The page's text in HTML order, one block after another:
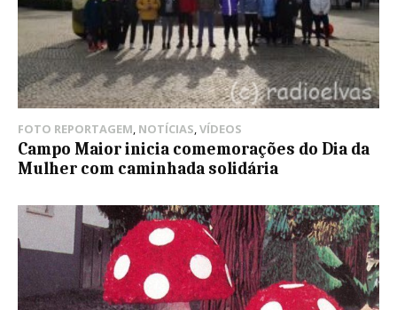
FOTO REPORTAGEM NOTÍCIAS VÍDEOS
Campo Maior inicia comemorações do Dia da
Mulher com caminhada solidária